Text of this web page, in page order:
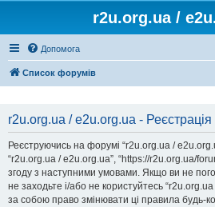
r2u.org.ua /
Допомога
Список форумів
r2u.org.ua / e2u.org.ua - Реєстрація
Реєструючись на форумі “r2u.org.ua /
“r2u.org.ua / e2u.org.ua”, “https://r2u.org.ua/
згоду з наступними умовами. Якщо ви не
не заходьте і/або не користуйтесь
за собою право змінювати ці правила будь-